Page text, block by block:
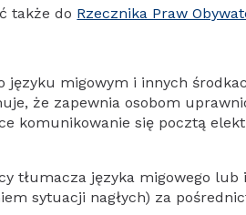
także do Rzecznika Praw
migowym i innych
że zapewnia osobom
komunikowanie się pocztą
tłumacza języka migowego
sytuacji nagłych) za